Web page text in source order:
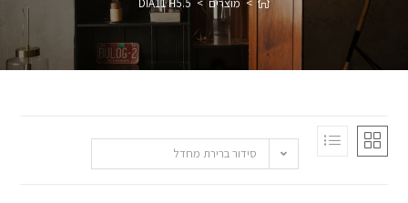
> מוצרים >
DIA11 H5.5
סידור ברירת מחדל